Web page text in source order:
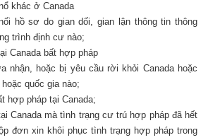
khác ở Canada
hồ sơ do gian dối, gian lận thông tin thông
trình định cư nào;
Canada bất hợp pháp
nhận, hoặc bị yêu cầu rời khỏi Canada hoặc
quốc gia nào;
hợp pháp tại Canada;
Canada mà tình trạng cư trú hợp pháp đã hết
đơn xin khôi phục tình trạng hợp pháp trong